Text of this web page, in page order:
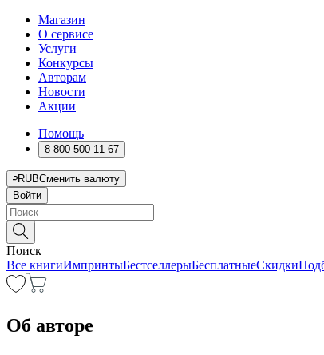
Магазин
О сервисе
Услуги
Конкурсы
Авторам
Новости
Акции
Помощь
8 800 500 11 67
RUBСменить валюту
Войти
Поиск
Все книгиИмпринтыБестселлерыБесплатныеСкидки
Об авторе